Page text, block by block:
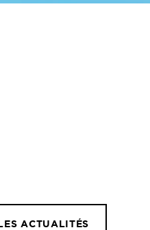
ACTUALITÉS